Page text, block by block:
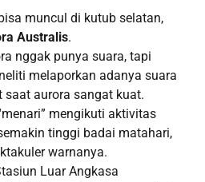
muncul di kutub selatan,
Australis.
nggak punya suara, tapi
melaporkan adanya suara
saat aurora sangat kuat.
mengikuti aktivitas
tinggi badai matahari,
warnanya.
Luar Angkasa